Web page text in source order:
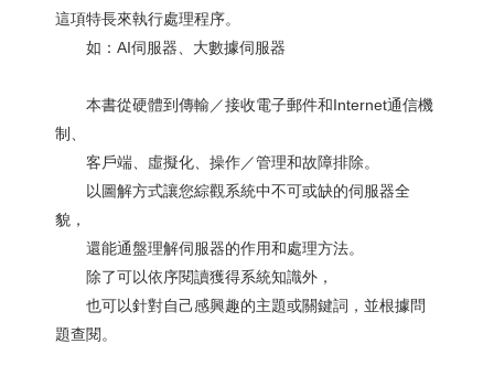
這項特長來執行處理程序。
如：AI伺服器、大數據伺服器
本書從硬體到傳輸／接收電子郵件和Internet通信機
制、
客戶端、虛擬化、操作／管理和故障排除。
以圖解方式讓您綜觀系統中不可或缺的伺服器全
貌，
還能通盤理解伺服器的作用和處理方法。
除了可以依序閱讀獲得系統知識外，
也可以針對自己感興趣的主題或關鍵詞，並根據問
題查閱。